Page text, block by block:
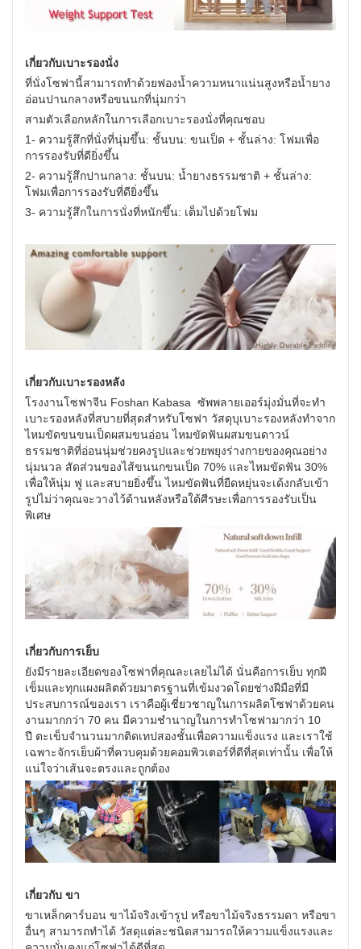
เกี่ยวกับเบาะรองนั่ง
ที่นั่งโซฟานี้สามารถทำด้วยฟองน้ำความหนาแน่นสูงหรือน้ำยาง
อ่อนปานกลางหรือขนนกที่นุ่มกว่า
สามตัวเลือกหลักในการเลือกเบาะรองนั่งที่คุณชอบ
1- ความรู้สึกที่นั่งที่นุ่มขึ้น: ชั้นบน: ขนเป็ด + ชั้นล่าง: โฟมเพื่อ
การรองรับที่ดียิ่งขึ้น
2- ความรู้สึกปานกลาง: ชั้นบน: น้ำยางธรรมชาติ + ชั้นล่าง:
โฟมเพื่อการรองรับที่ดียิ่งขึ้น
3- ความรู้สึกในการนั่งที่หนักขึ้น: เต็มไปด้วยโฟม
เกี่ยวกับเบาะรองหลัง
โรงงานโซฟาจีน Foshan Kabasa ซัพพลายเออร์มุ่งมั่นที่จะทำ
เบาะรองหลังที่สบายที่สุดสำหรับโซฟา วัสดุบุเบาะรองหลังทำจาก
ไหมขัดขนขนเป็ดผสมขนอ่อน ไหมขัดฟันผสมขนดาวน์
ธรรมชาติที่อ่อนนุ่มช่วยคงรูปและช่วยพยุงร่างกายของคุณอย่าง
นุ่มนวล สัดส่วนของไส้ขนนกขนเป็ด 70% และไหมขัดฟัน 30%
เพื่อให้นุ่ม ฟู และสบายยิ่งขึ้น ไหมขัดฟันที่ยืดหยุ่นจะเด้งกลับเข้า
รูปไม่ว่าคุณจะวางไว้ด้านหลังหรือใต้ศีรษะเพื่อการรองรับเป็น
พิเศษ
เกี่ยวกับการเย็บ
ยังมีรายละเอียดของโซฟาที่คุณละเลยไม่ได้ นั่นคือการเย็บ ทุกฝี
เข็มและทุกแผงผลิตด้วยมาตรฐานที่เข้มงวดโดยช่างฝีมือที่มี
ประสบการณ์ของเรา เราคือผู้เชี่ยวชาญในการผลิตโซฟาด้วยคน
งานมากกว่า 70 คน มีความชำนาญในการทำโซฟามากว่า 10
ปี ตะเข็บจำนวนมากติดเทปสองชั้นเพื่อความแข็งแรง และเราใช้
เฉพาะจักรเย็บผ้าที่ควบคุมด้วยคอมพิวเตอร์ที่ดีที่สุดเท่านั้น เพื่อให้
แน่ใจว่าเส้นจะตรงและถูกต้อง
เกี่ยวกับ ขา
ขาเหล็กคาร์บอน ขาไม้จริงเข้ารูป หรือขาไม้จริงธรรมดา หรือขา
อื่นๆ สามารถทำได้ วัสดุแต่ละชนิดสามารถให้ความแข็งแรงและ